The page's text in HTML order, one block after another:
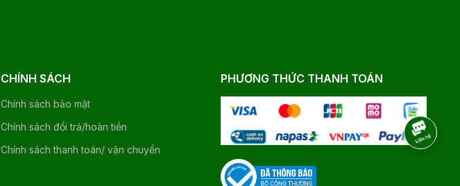
CHÍNH SÁCH
Chính sách bảo mật
Chính sách đổi trả/hoàn tiền
Chính sách thanh toán/ vận chuyển
PHƯƠNG THỨC THANH TOÁN